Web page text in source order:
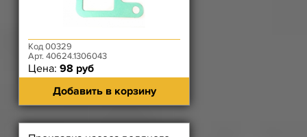
Код 00329
Арт. 40624.1306043
Цена: 98 руб
Добавить в корзину